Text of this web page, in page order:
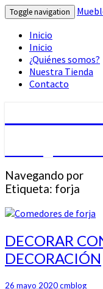
Toggle navigation
Inicio
Inicio
¿Quiénes somos?
Nuestra Tienda
Contacto
Navegando por
Etiqueta: forja
DECORAR
CON
FORJA:
DE
DECORAR
DECORACIÓN
26 mayo 2020cmblog